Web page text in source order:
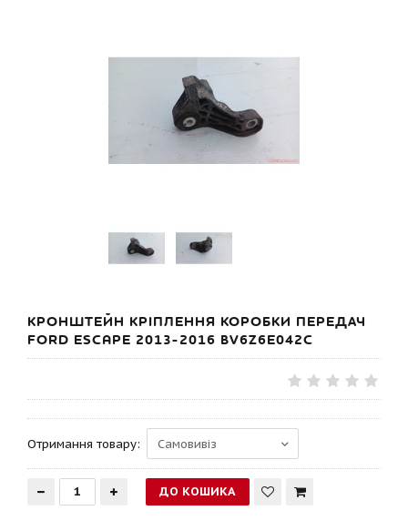
КРОНШТЕЙН КРІПЛЕННЯ КОРОБКИ ПЕРЕДАЧ
FORD ESCAPE 2013-2016 BV6Z6E042C
Отримання товару: